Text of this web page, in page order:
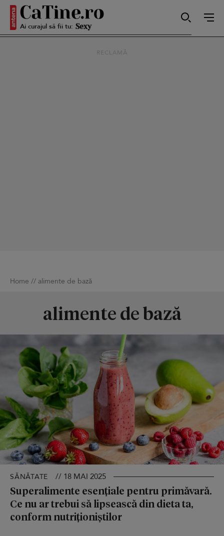
Ai curajul să fii tu: Sexy
RECLAMĂ
Home // alimente de bază
alimente de bază
SĂNĂTATE // 18 MAI 2025
Superalimente esențiale pentru primăvară.
Ce nu ar trebui să lipsească din dieta ta,
conform nutriționiștilor